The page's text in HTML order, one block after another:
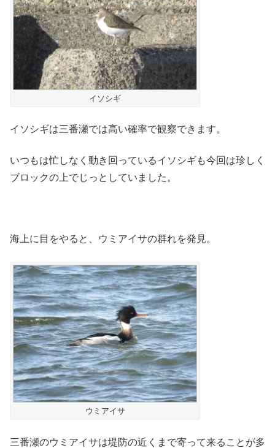
イソシギ
イソシギは三番瀬では高い確率で観察できます。
いつもは忙しなく動き回っているイソシギも今回は珍しく
ブロックの上でじっとしていました。
海上に目をやると、ウミアイサの群れを発見。
ウミアイサ
三番瀬のウミアイサは堤防の近くまで寄って来ることが多